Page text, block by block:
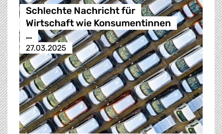
Schlechte Nachricht für
Wirtschaft wie Konsumentinnen
…
27.03.2025